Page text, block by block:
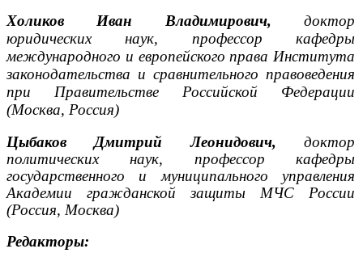
Холиков Иван Владимирович,доктор
юридических наук, профессор кафедры
международного и европейского права Института
законодательства и сравнительного правоведения
при Правительстве Российской Федерации
(Москва, Россия)
Цыбаков Дмитрий Леонидович, доктор
политических наук, профессор кафедры
государственного и муниципального управления
Академии гражданской защиты МЧС России
(Россия, Москва)
Редакторы: